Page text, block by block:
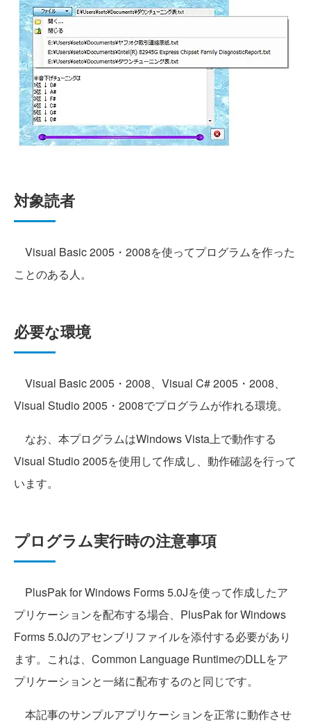
対象読者
Visual Basic 2005・2008を使ってプログラムを作った
ことのある人。
必要な環境
Visual Basic 2005・2008、Visual C# 2005・2008、
Visual Studio 2005・2008でプログラムが作れる環境。
なお、本プログラムはWindows Vista上で動作する
Visual Studio 2005を使用して作成し、動作確認を行って
います。
プログラム実行時の注意事項
PlusPak for Windows Forms 5.0Jを使って作成したア
プリケーションを配布する場合、PlusPak for Windows
Forms 5.0Jのアセンブリファイルを添付する必要があり
ます。これは、Common Language RuntimeのDLLをア
プリケーションと一緒に配布するのと同じです。
本記事のサンプルアプリケーションを正常に動作させ